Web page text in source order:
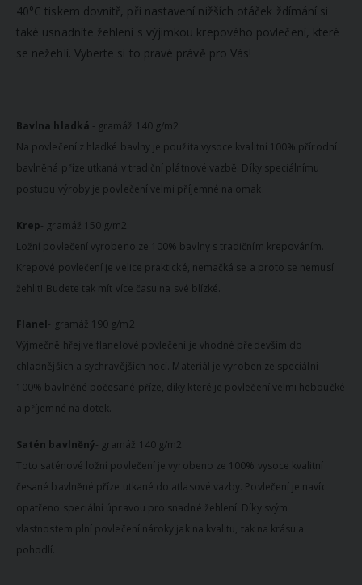
40°C tiskem dovnitř, při nastavení nižších otáček ždímání si
také usnadníte žehlení s výjimkou krepového povlečení, které
se nežehlí. Vyberte si to pravé právě pro Vás!
Bavlna hladká - gramáž 140 g/m2
Na povlečení z hladké bavlny je použita vysoce kvalitní 100% přírodní
bavlněná příze utkaná v tradiční plátnové vazbě. Díky speciálnímu
postupu výroby je povlečení velmi příjemné na omak.
Krep- gramáž 150 g/m2
Ložní povlečení vyrobeno ze 100% bavlny s tradičním krepováním.
Krepové povlečení je velice praktické, nemačká se a proto se nemusí
žehlit! Budete tak mít více času na své blízké.
Flanel- gramáž 190 g/m2
Výjmečně hřejivé flanelové povlečení je vhodné především do
chladnějších a sychravějších nocí. Materiál je vyroben ze speciální
100% bavlněné počesané příze, díky které je povlečení velmi heboučké
a příjemné na dotek.
Satén bavlněný- gramáž 140 g/m2
Toto saténové ložní povlečení je vyrobeno ze 100% vysoce kvalitní
česané bavlněné příze utkané do atlasové vazby. Povlečení je navíc
opatřeno speciální úpravou pro snadné žehlení. Díky svým
vlastnostem plní povlečení nároky jak na kvalitu, tak na krásu a
pohodlí.